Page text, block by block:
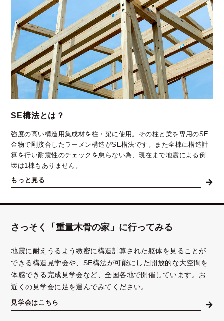
SE構法とは？
強度の高い構造用集成材を柱・梁に使用。その柱と梁を専用のSE
金物で剛接合したラーメン構造がSE構法です。また全棟に構造計
算を行い耐震性のチェックを怠らない為、現在まで地震による倒
壊は1棟もありません。
もっと見る
さっそく「重量木骨の家」に行ってみる
地震に耐えうるよう緻密に構造計算された躯体を見ることが
できる構造見学会や、SE構法が可能にした開放的な大空間を
体感できる完成見学会など、全国各地で開催しています。お
近くの見学会に足を運んでみてください。
見学会はこちら